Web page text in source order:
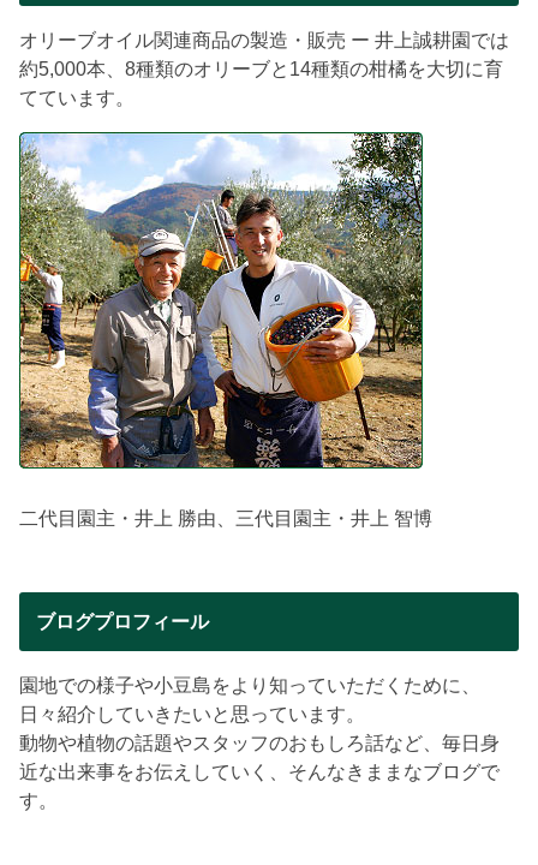
オリーブオイル関連商品の製造・販売 ー 井上誠耕園では
約5,000本、8種類のオリーブと14種類の柑橘を大切に育
てています。
二代目園主・井上 勝由、三代目園主・井上 智博
ブログプロフィール
園地での様子や小豆島をより知っていただくために、
日々紹介していきたいと思っています。
動物や植物の話題やスタッフのおもしろ話など、毎日身
近な出来事をお伝えしていく、そんなきままなブログで
す。